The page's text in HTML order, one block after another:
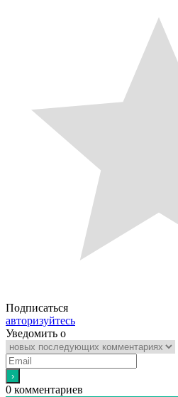
Подписаться
авторизуйтесь
Уведомить о
0 комментариев